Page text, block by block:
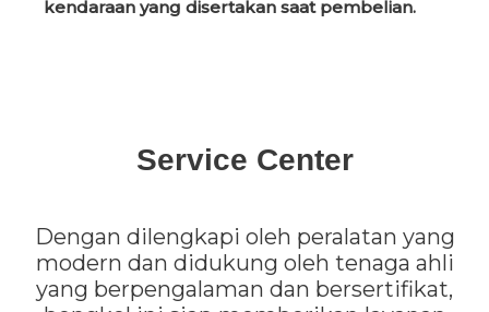
kendaraan yang disertakan saat pembelian.
Service Center
Dengan dilengkapi oleh peralatan yang
modern dan didukung oleh tenaga ahli
yang berpengalaman dan bersertifikat,